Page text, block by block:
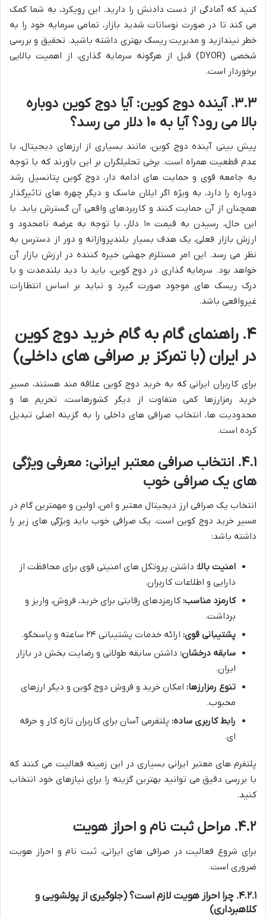
کنید که آمادگی از دست دادنش را دارید. این رویکرد، به شما کمک
می کند تا در صورت نوسانات شدید بازار، تمامی سرمایه خود را به
خطر نیندازید و مدیریت ریسک بهتری داشته باشید. تحقیق و بررسی
شخصی (DYOR) قبل از هرگونه سرمایه گذاری، از اهمیت بالایی
برخوردار است.
۳.۳. آینده دوج کوین: آیا دوج کوین دوباره
بالا می رود؟ آیا به ۱۰ دلار می رسد؟
پیش بینی آینده دوج کوین، مانند بسیاری از ارزهای دیجیتال، با
عدم قطعیت همراه است. برخی تحلیلگران بر این باورند که با توجه
به جامعه قوی و حمایت های ادامه دار، دوج کوین پتانسیل رشد
دوباره را دارد، به ویژه اگر ایلان ماسک و دیگر چهره های تاثیرگذار
همچنان از آن حمایت کنند و کاربردهای واقعی آن گسترش یابد. با
این حال، رسیدن به قیمت ۱۰ دلار، با توجه به عرضه نامحدود و
ارزش بازار فعلی، یک هدف بسیار بلندپروازانه و دور از دسترس به
نظر می رسد. این امر مستلزم جهشی خیره کننده در ارزش بازار آن
خواهد بود. سرمایه گذاری در دوج کوین، باید با دید بلندمدت و با
درک ریسک های موجود صورت گیرد و نباید بر اساس انتظارات
غیرواقعی باشد.
۴. راهنمای گام به گام خرید دوج کوین
در ایران (با تمرکز بر صرافی های داخلی)
برای کاربران ایرانی که به خرید دوج کوین علاقه مند هستند، مسیر
خرید رمزارزها کمی متفاوت از دیگر کشورهاست. تحریم ها و
محدودیت ها، انتخاب صرافی های داخلی را به گزینه اصلی تبدیل
کرده است.
۴.۱. انتخاب صرافی معتبر ایرانی: معرفی ویژگی
های یک صرافی خوب
انتخاب یک صرافی ارز دیجیتال معتبر و امن، اولین و مهمترین گام در
مسیر خرید دوج کوین است. یک صرافی خوب باید ویژگی های زیر را
داشته باشد:
امنیت بالا: داشتن پروتکل های امنیتی قوی برای محافظت از
دارایی و اطلاعات کاربران.
کارمزد مناسب: کارمزدهای رقابتی برای خرید، فروش، واریز و
برداشت.
پشتیبانی قوی: ارائه خدمات پشتیبانی ۲۴ ساعته و پاسخگو.
سابقه درخشان: داشتن سابقه طولانی و رضایت بخش در بازار
ایران.
تنوع رمزارزها: امکان خرید و فروش دوج کوین و دیگر ارزهای
محبوب.
رابط کاربری ساده: پلتفرمی آسان برای کاربران تازه کار و حرفه
ای.
پلتفرم های معتبر ایرانی بسیاری در این زمینه فعالیت می کنند که
با بررسی دقیق می توانید بهترین گزینه را برای نیازهای خود انتخاب
کنید.
۴.۲. مراحل ثبت نام و احراز هویت
برای شروع فعالیت در صرافی های ایرانی، ثبت نام و احراز هویت
ضروری است.
۴.۲.۱. چرا احراز هویت لازم است؟ (جلوگیری از پولشویی و
کلاهبرداری)